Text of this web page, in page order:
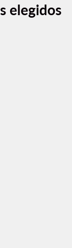
elegidos